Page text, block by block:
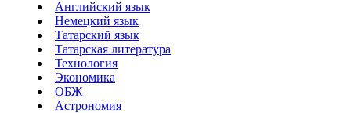
Английский язык
Немецкий язык
Татарский язык
Татарская литература
Технология
Экономика
ОБЖ
Астрономия